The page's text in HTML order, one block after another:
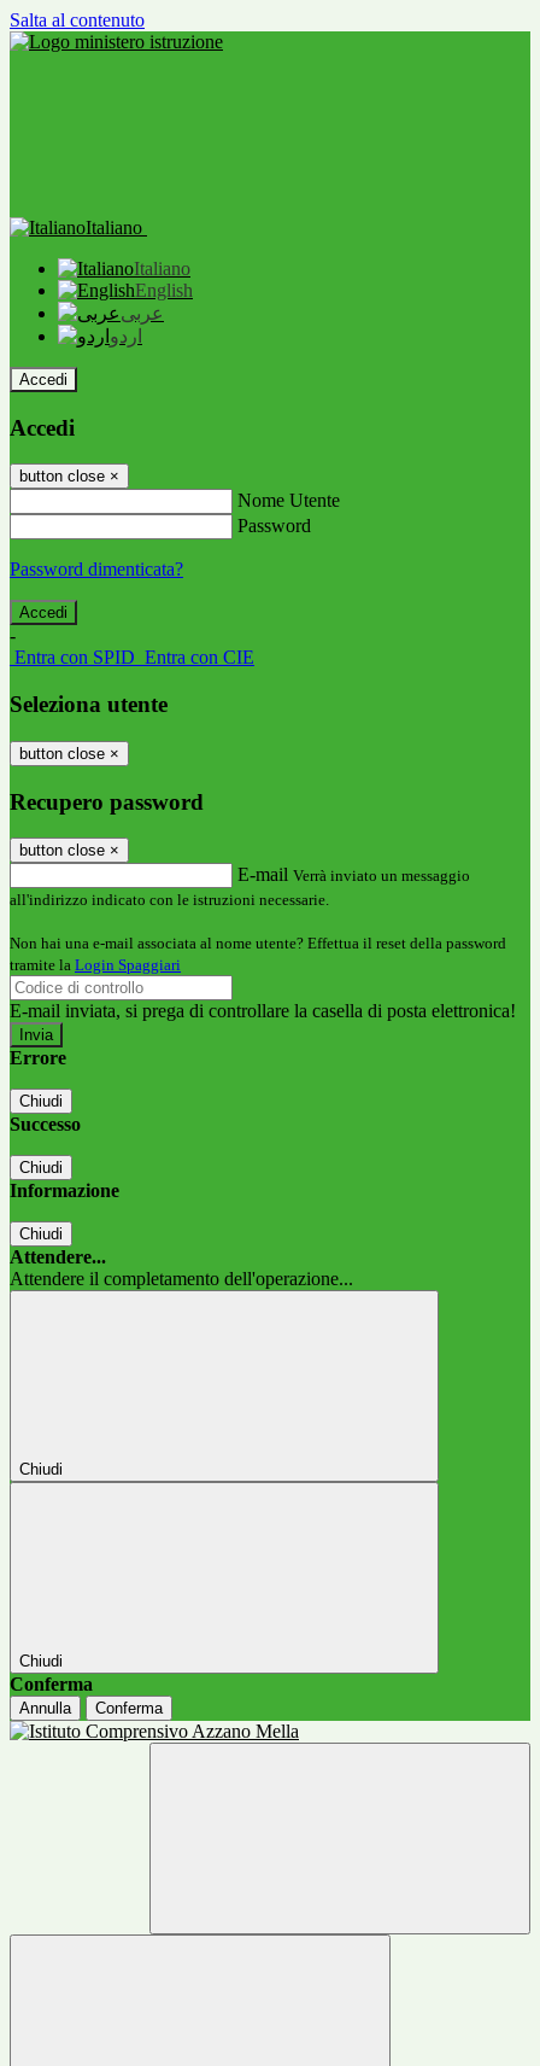
Salta al contenuto
Italiano
Italiano
English
عربى
اردو
Accedi
Accedi
button close ×
Nome Utente
Password
Password dimenticata?
-
Entra con SPID Entra con CIE
Seleziona utente
button close ×
Recupero password
button close ×
E-mail Verrà inviato un messaggio
all'indirizzo indicato con le istruzioni necessarie.
Non hai una e-mail associata al nome utente? Effettua il reset della password
tramite la Login Spaggiari
E-mail inviata, si prega di controllare la casella di posta elettronica!
Errore
Chiudi
Successo
Chiudi
Informazione
Chiudi
Attendere...
Attendere il completamento dell'operazione...
Chiudi
Chiudi
Conferma
Annulla Conferma